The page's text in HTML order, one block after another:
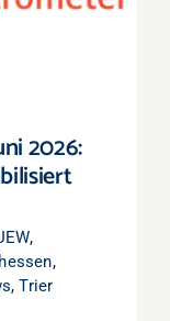
2026:
,
,
,Trier